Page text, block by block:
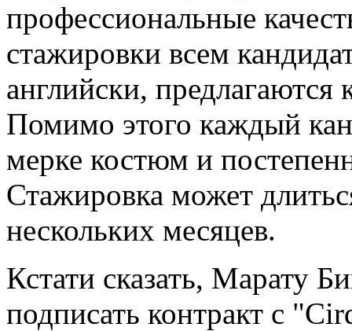
профессиональные
стажировки всем
английски, предлагаются
Помимо этого каждый
мерке костюм и
Стажировка может
нескольких месяцев.
Кстати сказать, Марату
подписать контракт с